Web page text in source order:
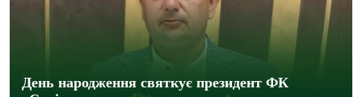
День народження святкує президент ФК